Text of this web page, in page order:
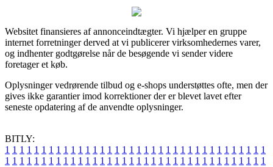
Websitet finansieres af annonceindtægter. Vi hjælper en gruppe
internet forretninger derved at vi publicerer virksomhedernes varer,
og indhenter godtgørelse når de besøgende vi sender videre
foretager et køb.
Oplysninger vedrørende tilbud og e-shops understøttes ofte, men der
gives ikke garantier imod korrektioner der er blevet lavet efter
seneste opdatering af de anvendte oplysninger.
BITLY:
1 1 1 1 1 1 1 1 1 1 1 1 1 1 1 1 1 1 1 1 1 1 1 1 1 1 1 1 1 1 1 1 1 1 1 1
1 1 1 1 1 1 1 1 1 1 1 1 1 1 1 1 1 1 1 1 1 1 1 1 1 1 1 1 1 1 1 1 1 1 1 1